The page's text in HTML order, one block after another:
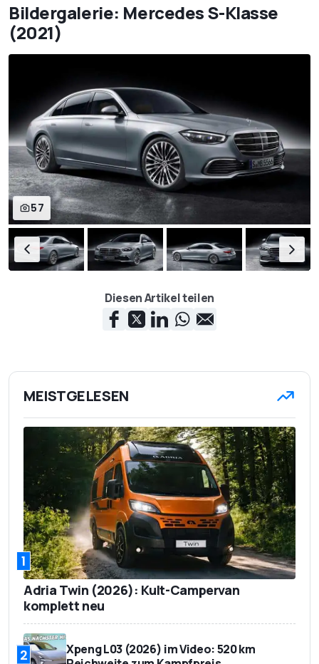
Bildergalerie: Mercedes S-Klasse
(2021)
57
Diesen Artikel teilen
MEISTGELESEN
1
Adria Twin (2026): Kult-Campervan
komplett neu
2
Xpeng L03 (2026) im Video: 520 km